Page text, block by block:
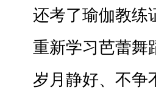
还考了瑜伽教练
重新学习芭蕾舞
岁月静好、不争不